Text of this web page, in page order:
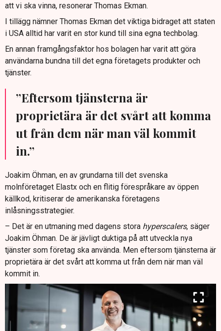
att vi ska vinna, resonerar Thomas Ekman.
I tillägg nämner Thomas Ekman det viktiga bidraget att staten
i USA alltid har varit en stor kund till sina egna techbolag.
En annan framgångsfaktor hos bolagen har varit att göra
användarna bundna till det egna företagets produkter och
tjänster.
”Eftersom tjänsterna är
proprietära är det svårt att komma
ut från dem när man väl kommit
in.”
Joakim Öhman, en av grundarna till det svenska
molnföretaget Elastx och en flitig förespråkare av öppen
källkod, kritiserar de amerikanska företagens
inlåsningsstrategier.
– Det är en utmaning med dagens stora hyperscalers, säger
Joakim Öhman. De är jävligt duktiga på att utveckla nya
tjänster som företag ska använda. Men eftersom tjänsterna är
proprietära är det svårt att komma ut från dem när man väl
kommit in.